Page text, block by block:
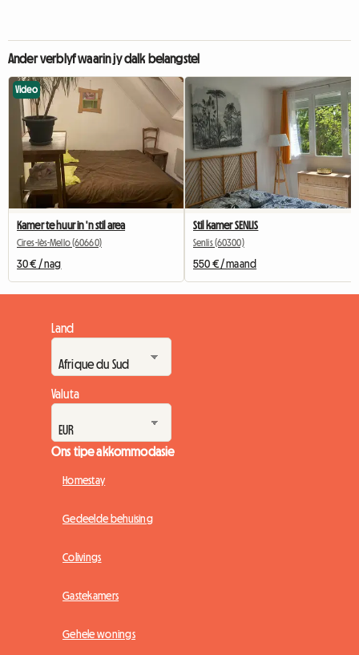
Ander verblyf waarin jy dalk belangstel
Video
Kamer te huur in 'n stil area
Cires-lès-Mello (60660)
30 € / nag
Stil kamer SENLIS
Senlis (60300)
550 € / maand
Land
Valuta
Ons tipe akkommodasie
Homestay
Gedeelde behuising
Colivings
Gastekamers
Gehele wonings